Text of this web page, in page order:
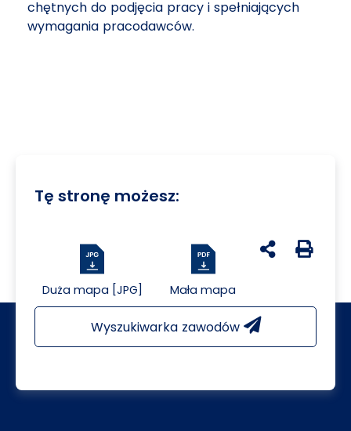
chętnych do podjęcia pracy i spełniających
wymagania pracodawców.
Tę stronę możesz:
Duża mapa [JPG] Mała mapa
udostępnij na
Generuj
Wyszukiwarka zawodów